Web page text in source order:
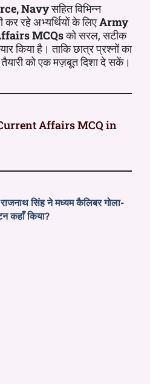
Navyसहित विभिन्न
कर रहे अभ्यर्थियों के लिएArmy
MCQsको सरल, सटीक
किया है। ताकि छात्र प्रश्नों का
को एक मज़बूत दिशा दे सकें।
Affairs MCQ in
राजनाथ सिंह ने मध्यम कैलिबर गोला-
कहाँ किया?